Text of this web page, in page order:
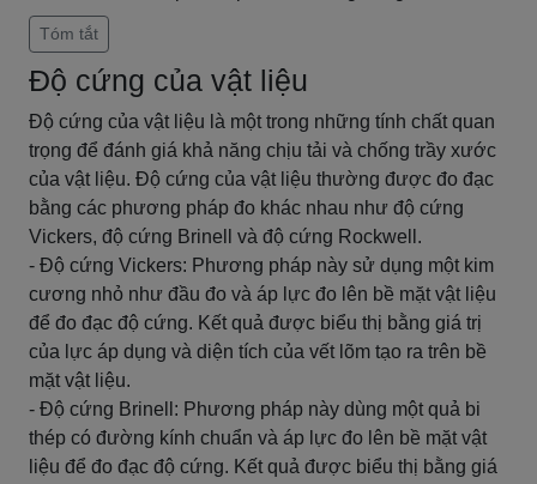
Tóm tắt
Độ cứng của vật liệu
Độ cứng của vật liệu là một trong những tính chất quan
trọng để đánh giá khả năng chịu tải và chống trầy xước
của vật liệu. Độ cứng của vật liệu thường được đo đạc
bằng các phương pháp đo khác nhau như độ cứng
Vickers, độ cứng Brinell và độ cứng Rockwell.
- Độ cứng Vickers: Phương pháp này sử dụng một kim
cương nhỏ như đầu đo và áp lực đo lên bề mặt vật liệu
để đo đạc độ cứng. Kết quả được biểu thị bằng giá trị
của lực áp dụng và diện tích của vết lõm tạo ra trên bề
mặt vật liệu.
- Độ cứng Brinell: Phương pháp này dùng một quả bi
thép có đường kính chuẩn và áp lực đo lên bề mặt vật
liệu để đo đạc độ cứng. Kết quả được biểu thị bằng giá